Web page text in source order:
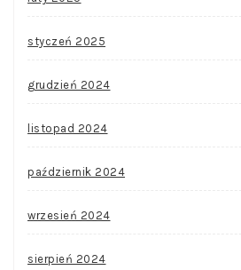
styczeń 2025
grudzień 2024
listopad 2024
październik 2024
wrzesień 2024
sierpień 2024